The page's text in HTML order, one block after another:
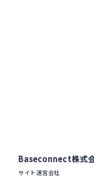
Baseconnect株式
サイト運営会社